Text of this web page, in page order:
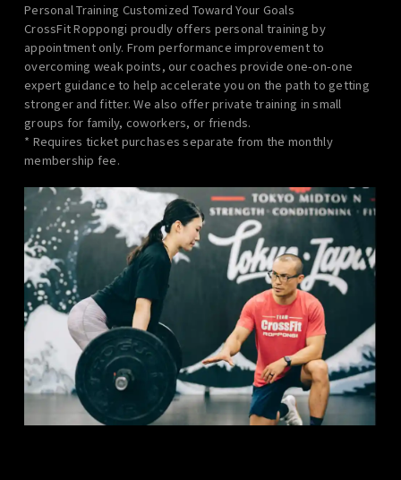
Personal Training Customized Toward Your Goals
CrossFit Roppongi proudly offers personal training by
appointment only. From performance improvement to
overcoming weak points, our coaches provide one-on-one
expert guidance to help accelerate you on the path to getting
stronger and fitter. We also offer private training in small
groups for family, coworkers, or friends.
* Requires ticket purchases separate from the monthly
membership fee.